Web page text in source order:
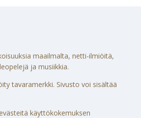
maailmalta, netti-ilmiöitä,
ja musiikkia.
tavaramerkki. Sivusto voi sisältää
käyttökokemuksen